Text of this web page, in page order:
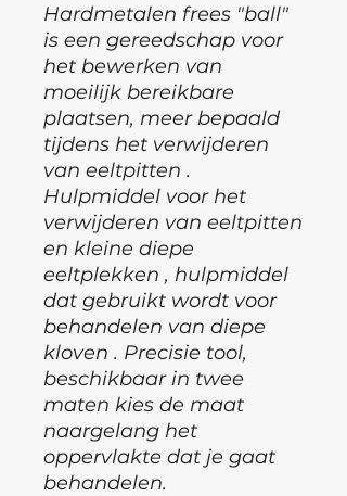
Hardmetalen frees "ball"
is een gereedschap voor
het bewerken van
moeilijk bereikbare
plaatsen, meer bepaald
tijdens het verwijderen
van eeltpitten .
Hulpmiddel voor het
verwijderen van eeltpitten
en kleine diepe
eeltplekken , hulpmiddel
dat gebruikt wordt voor
behandelen van diepe
kloven . Precisie tool,
beschikbaar in twee
maten kies de maat
naargelang het
oppervlakte dat je gaat
behandelen.